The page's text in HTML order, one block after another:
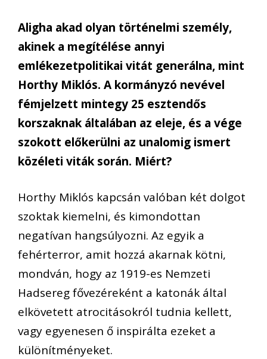
Aligha akad olyan történelmi személy,
akinek a megítélése annyi
emlékezetpolitikai vitát generálna, mint
Horthy Miklós. A kormányzó nevével
fémjelzett mintegy 25 esztendős
korszaknak általában az eleje, és a vége
szokott előkerülni az unalomig ismert
közéleti viták során. Miért?
Horthy Miklós kapcsán valóban két dolgot
szoktak kiemelni, és kimondottan
negatívan hangsúlyozni. Az egyik a
fehérterror, amit hozzá akarnak kötni,
mondván, hogy az 1919-es Nemzeti
Hadsereg fővezéreként a katonák által
elkövetett atrocitásokról tudnia kellett,
vagy egyenesen ő inspirálta ezeket a
különítményeket.